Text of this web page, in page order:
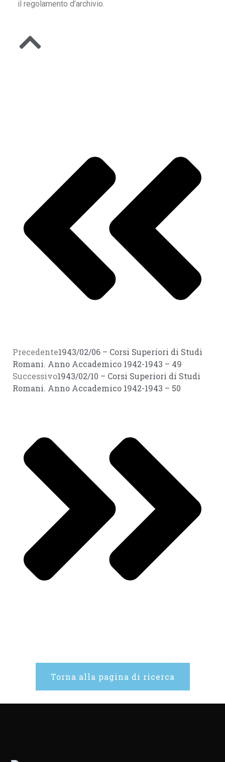
il regolamento d’archivio.
Precedente1943/02/06 – Corsi Superiori di Studi
Romani. Anno Accademico 1942-1943 – 49
Successivo1943/02/10 – Corsi Superiori di Studi
Romani. Anno Accademico 1942-1943 – 50
Torna alla pagina di ricerca